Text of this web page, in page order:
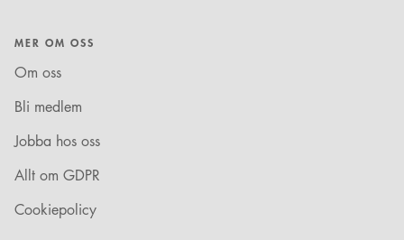
MER OM OSS
Om oss
Bli medlem
Jobba hos oss
Allt om GDPR
Cookiepolicy